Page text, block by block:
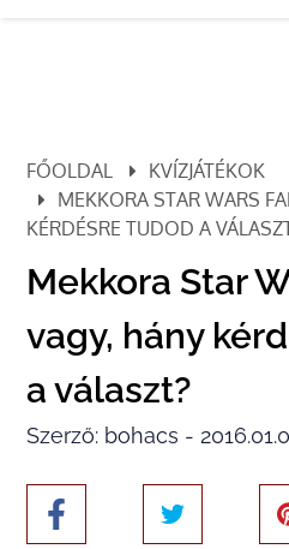
FŐOLDAL
KVÍZJÁTÉKOK
MEKKORA STAR WARS
KÉRDÉSRE TUDOD A
Mekkora Star
vagy, hány
a választ?
Szerző: bohacs -